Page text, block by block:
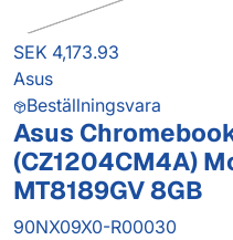
SEK 4,173.93
Asus
Beställningsvara
Asus
(CZ1204CM4A)
MT8189GV 8GB
90NX09X0-R00030